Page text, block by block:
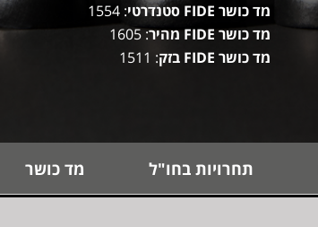
מד כושר FIDE סטנדרטי
: 1554
מד כושר FIDE מהיר
: 1605
מד כושר FIDE בזק
: 1511
תחרויות בחו"ל מד כושר